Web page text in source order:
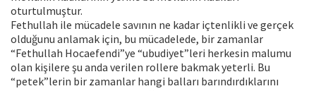
oturtulmuştur.
Fethullah ile mücadele savının ne kadar içtenlikli ve gerçek
olduğunu anlamak için, bu mücadelede, bir zamanlar
“Fethullah Hocaefendi”ye “ubudiyet”leri herkesin malumu
olan kişilere şu anda verilen rollere bakmak yeterli. Bu
“petek”lerin bir zamanlar hangi balları barındırdıklarını